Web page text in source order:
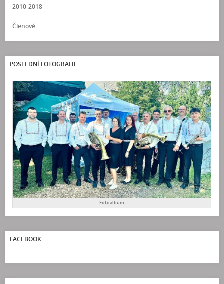
2010-2018
Členové
POSLEDNÍ FOTOGRAFIE
Fotoalbum
FACEBOOK